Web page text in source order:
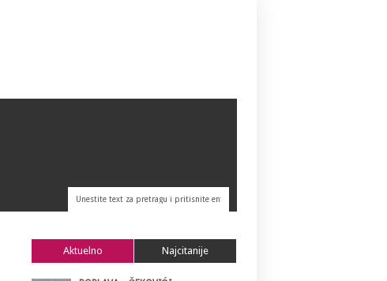
Aktuelno Najcitanije